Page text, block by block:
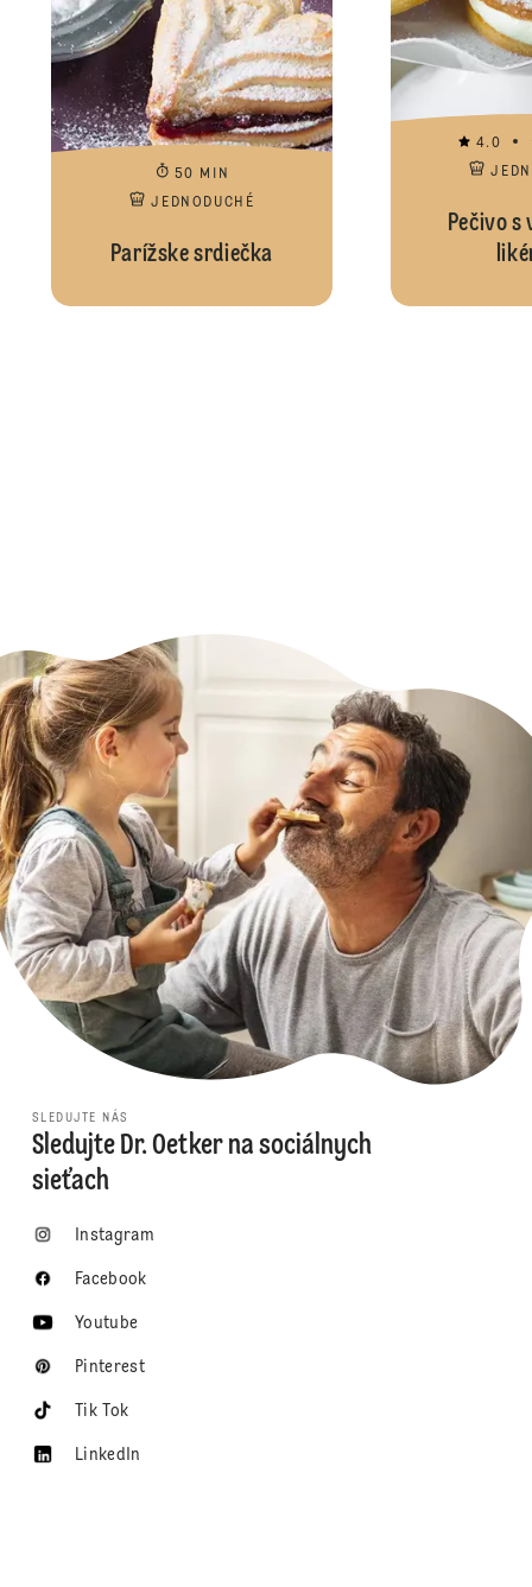
50 MIN
JEDNODUCHÉ
Parížske srdiečka
4.0
Pečivo s
SLEDUJTE NÁS
Sledujte Dr. Oetker na sociálnych
sieťach
Instagram
Facebook
Youtube
Pinterest
Tik Tok
LinkedIn